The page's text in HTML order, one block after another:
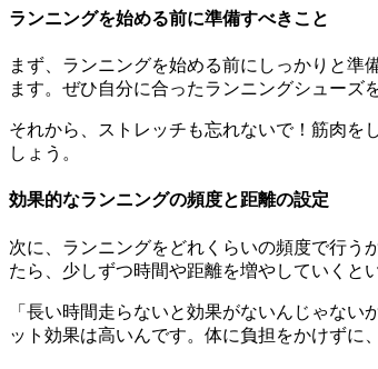
ランニングを始める前に準備すべきこと
まず、ランニングを始める前にしっかりと
ます。ぜひ自分に合ったランニングシューズ
それから、ストレッチも忘れないで！筋肉を
しょう。
効果的なランニングの頻度と距離の設定
次に、ランニングをどれくらいの頻度で行う
たら、少しずつ時間や距離を増やしていくと
「長い時間走らないと効果がないんじゃな
ット効果は高いんです。体に負担をかけずに